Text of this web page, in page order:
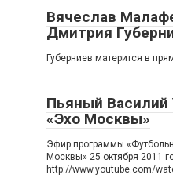
Вячеслав
Дмитрия
Губерниев матерится в
Пьяный Василий
«Эхо Москвы»
Эфир программы
Москвы» 25 октября 2011
http://www.youtube.com/